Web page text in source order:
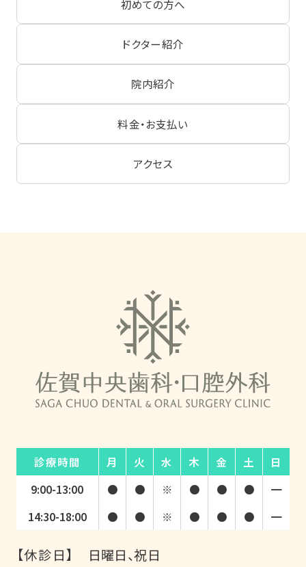
初めての方へ
ドクター紹介
院内紹介
料金・お支払い
アクセス
診療時間 月 火 水 木 金 土
日
9:00-13:00
● ● ※ ● ● ●
━
14:30-18:00
● ● ※ ● ● ● ━
【休診日】
日曜日、祝日